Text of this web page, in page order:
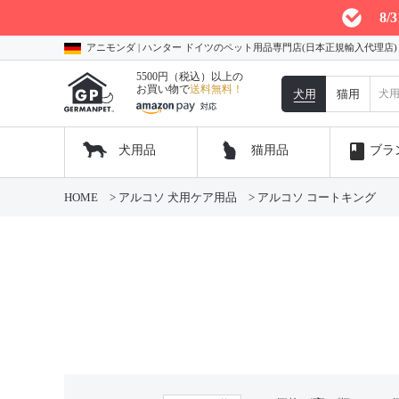
8/
アニモンダ | ハンター ドイツのペット用品専門店(日本正規輸入代理店
5500円（税込）以上の
お買い物で送料無料！ 犬用 猫用
犬用品 猫用品 book ブラ
HOME アルコソ 犬用ケア用品 アルコソ コートキング